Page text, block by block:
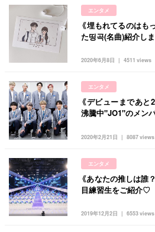
キュレーター一覧
運営会社
プライバシーポリシー
お問い合わせ
メイク k-pop コスメ
kpop トレンド 韓国メイ
オルチャンメイク twice
韓国ドラマ カフェ
エンタメ
2020年6月8日 4511 views
《埋もれてるのはも
た띵곡(名曲)紹介し
エンタメ
2020年2月21日 8087 views
《デビューまであ
沸騰中"JO1"のメン
エンタメ
2019年12月2日 6553 views
《あなたの推しは誰
目練習生をご紹介♡